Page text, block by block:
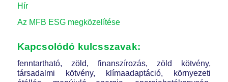
Hír
Az MFB ESG megközelítése
Kapcsolódó kulcsszavak:
fenntartható, zöld, finanszírozás, zöld kötvény,
társadalmi kötvény, klímaadaptáció, környezeti